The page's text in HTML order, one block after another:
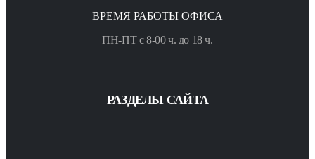
ВРЕМЯ РАБОТЫ ОФИСА
ПН-ПТ с 8-00 ч. до 18 ч.
РАЗДЕЛЫ САЙТА